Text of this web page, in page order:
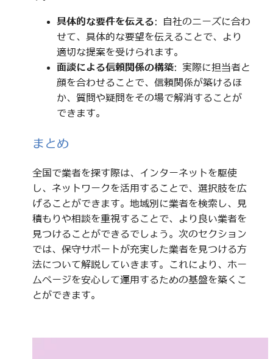
具体的な要件を伝える: 自社のニーズに合わ
せて、具体的な要望を伝えることで、より
適切な提案を受けられます。
面談による信頼関係の構築: 実際に担当者と
顔を合わせることで、信頼関係が築けるほ
か、質問や疑問をその場で解消することが
できます。
まとめ
全国で業者を探す際は、インターネットを駆使
し、ネットワークを活用することで、選択肢を広
げることができます。地域別に業者を検索し、見
積もりや相談を重視することで、より良い業者を
見つけることができるでしょう。次のセクション
では、保守サポートが充実した業者を見つける方
法について解説していきます。これにより、ホー
ムページを安心して運用するための基盤を築くこ
とができます。